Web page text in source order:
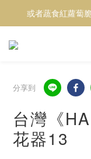
【
或者蔬食紅蘿蔔
分享到
台灣《
花器13